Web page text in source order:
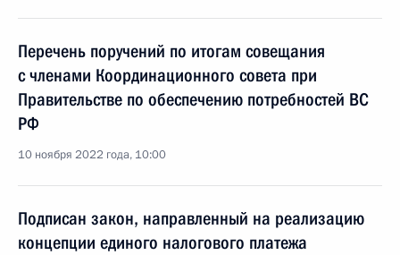
Перечень поручений по итогам совещания
с членами Координационного совета при
Правительстве по обеспечению потребностей ВС
РФ
10 ноября 2022 года, 10:00
Подписан закон, направленный на реализацию
концепции единого налогового платежа